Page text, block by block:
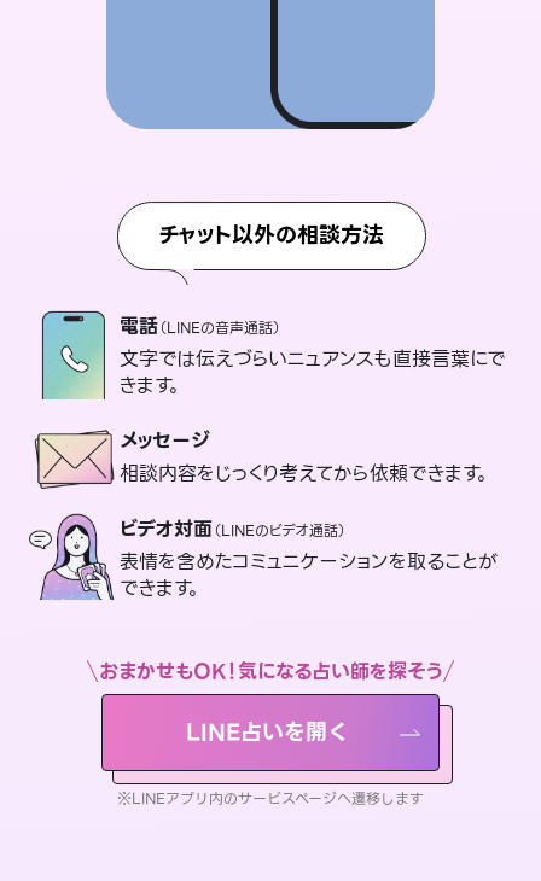
チャット以外の相談方法
電話（LINEの音声通話）
文字では伝えづらいニュアンスも直接言葉にで
きます。
メッセージ
相談内容をじっくり考えてから依頼できます。
ビデオ対面（LINEのビデオ通話）
表情を含めたコミュニケーションを取ることが
できます。
おまかせもOK！気になる占い師を探そう
LINE占いを開く
※LINEアプリ内のサービスページへ遷移します